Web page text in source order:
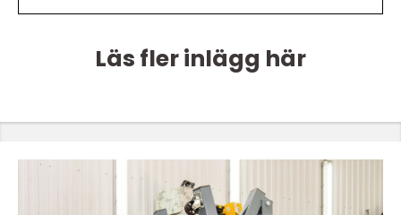
Läs fler inlägg här